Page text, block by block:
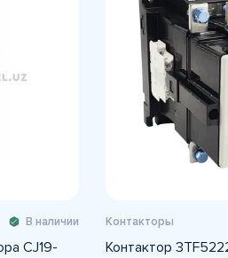
В наличии
CJ19-
Контакторы
Контактор